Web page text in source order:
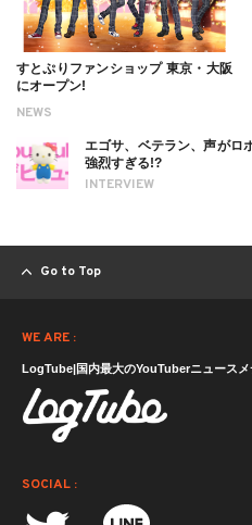
NEWS
すとぷりファンショップ 東京・大阪
にオープン!
INTERVIEW
エゴサ、ベテラン、声が
強烈すぎる!?
Go to Top
WE ARE :
LogTube|国内最大のYouTuberニュースメ
SOCIAL :